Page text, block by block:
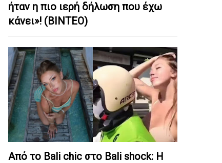
ήταν η πιο ιερή δήλωση που έχω
κάνει»! (ΒΙΝΤΕΟ)
Από το Bali chic στο Bali shock: Η